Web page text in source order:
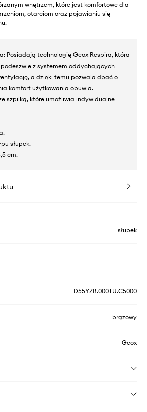
wnętrzem, które jest komfortowe dla
otarciom oraz pojawianiu się
Posiadają technologię Geox Respira, która
z systemem oddychających
a dzięki temu pozwala dbać o
komfort użytkowania obuwia.
szpilką, które umożliwia indywidualne
słupek.
cm.
słupek
D55YZB.000TU.C5000
brązowy
Geox